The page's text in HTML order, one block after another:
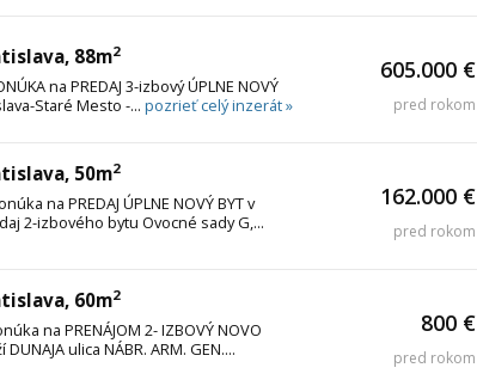
88m2
na PREDAJ 3-izbový ÚPLNE NOVÝ
Staré Mesto -... pozrieť celý inzerát »
605.000 €
pred rokom
50m2
na PREDAJ ÚPLNE NOVÝ BYT v
2-izbového bytu Ovocné sady G,...
162.000 €
pred rokom
60m2
na PRENÁJOM 2- IZBOVÝ NOVO
ulica NÁBR. ARM. GEN....
800 €
pred rokom